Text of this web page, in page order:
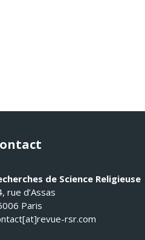
de Science Religieuse
rue d’Assas
Paris
rsr.com